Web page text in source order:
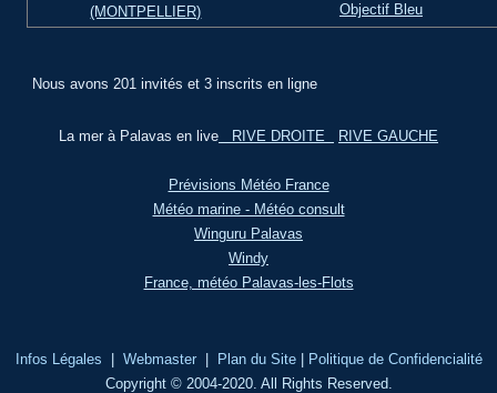
(MONTPELLIER)
Objectif Bleu
Nous avons 201 invités et 3 inscrits en ligne
La mer à Palavas en live RIVE DROITE RIVE GAUCHE
Prévisions Météo France
Météo marine - Météo consult
Winguru Palavas
Windy
France, météo Palavas-les-Flots
Infos Légales | Webmaster| Plan du Site| Politique de Confidencialité
Copyright © 2004-2020. All Rights Reserved.